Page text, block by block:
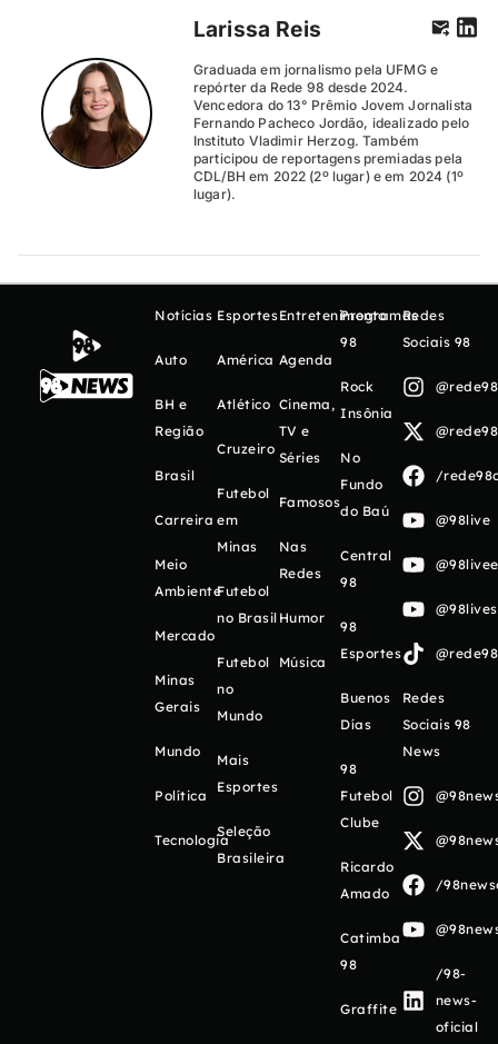
Larissa Reis
Graduada em jornalismo pela UFMG e
repórter da Rede 98 desde 2024.
Vencedora do 13° Prêmio Jovem Jornalista
Fernando Pacheco Jordão, idealizado pelo
Instituto Vladimir Herzog. Também
participou de reportagens premiadas pela
CDL/BH em 2022 (2º lugar) e em 2024 (1º
lugar).
Notícias
Auto
BH e
Região
Brasil
Carreira
Meio
Ambiente
Mercado
Minas
Gerais
Mundo
Política
Tecnologia
Esportes
América
Atlético
Cruzeiro
Futebol
em
Minas
Futebol
no Brasil
Futebol
no
Mundo
Mais
Esportes
Seleção
Brasileira
Entretenimento
Agenda
Cinema,
TV e
Séries
Famosos
Nas
Redes
Humor
Música
Programas
98
Rock
Insônia
No
Fundo
do Baú
Central
98
98
Esportes
Buenos
Días
98
Futebol
Clube
Ricardo
Amado
Catimba
98
Graffite
Redes
Sociais 98
/
@98live
Redes
Sociais 98
News
/
/98-
news-
oficial